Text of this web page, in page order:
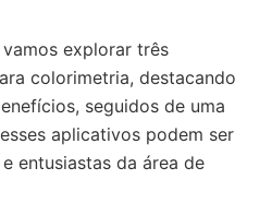
explorar três
colorimetria, destacando
seguidos de uma
aplicativos podem ser
entusiastas da área de